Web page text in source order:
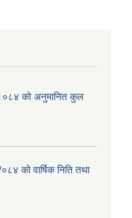
को अनुमानित कुल
को वार्षिक निति तथा